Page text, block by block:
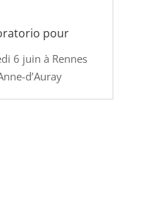
pour
6 juin à Rennes
d’Auray